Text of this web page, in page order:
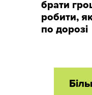
брати
робити,
по дорозі